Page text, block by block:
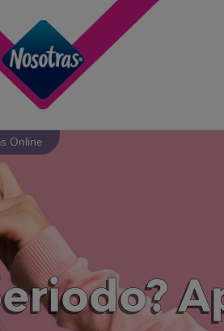
Online